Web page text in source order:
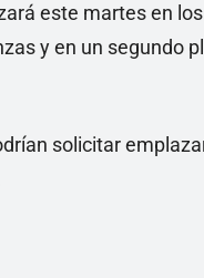
este martes en
y en un segundo
solicitar